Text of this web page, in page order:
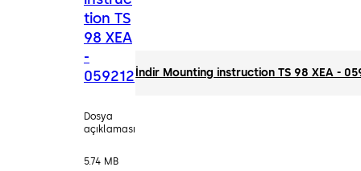
tion TS
98 XEA
-
059212
Dosya
açıklaması
5.74 MB
İndir Mounting instruction TS 98 XEA -